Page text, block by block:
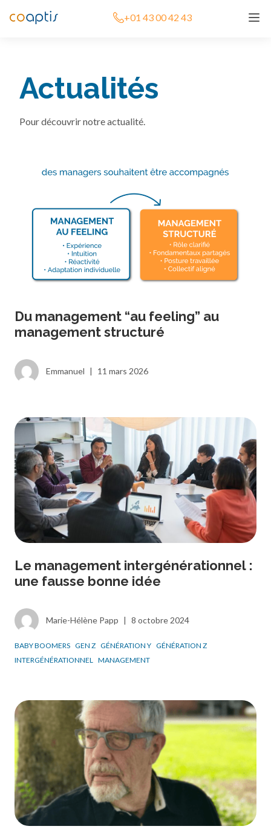
+01 43 00 42 43
Actualités
Pour découvrir notre actualité.
Du management “au feeling” au
management structuré
Emmanuel | 11 mars 2026
Le management intergénérationnel :
une fausse bonne idée
Marie-Hélène Papp | 8 octobre 2024
BABY BOOMERS GEN Z GÉNÉRATION Y GÉNÉRATION Z
INTERGÉNÉRATIONNEL MANAGEMENT